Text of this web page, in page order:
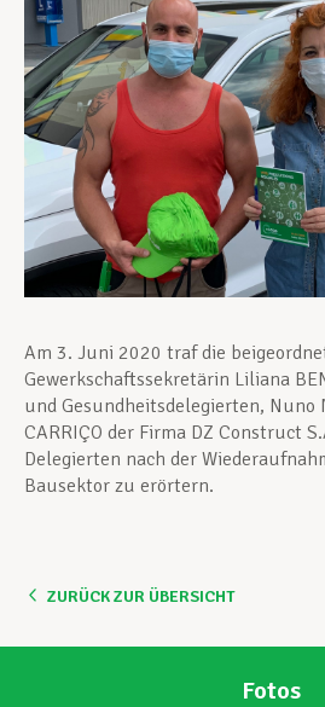
Mitglied werden
Aktuell
Am 3. Juni 2020 traf die
Gewerkschaftssekretärin Liliana
und Gesundheitsdelegierten, Nuno
CARRIÇO der Firma DZ Construct
Delegierten nach der
Bausektor zu erörtern.
ZURÜCK ZUR ÜBERSICHT
Fotos